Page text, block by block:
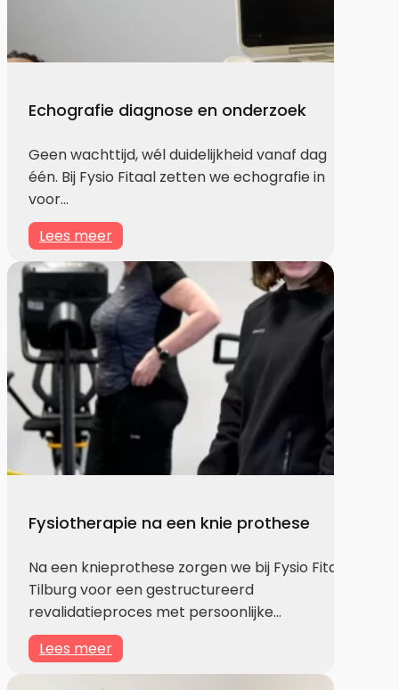
Echografie diagnose en onderzoek
Geen wachttijd, wél duidelijkheid vanaf dag
één. Bij Fysio Fitaal zetten we echografie in
voor…
Lees meer
Fysiotherapie na een knie prothese
Na een knieprothese zorgen we bij Fysio Fitaal
Tilburg voor een gestructureerd
revalidatieproces met persoonlijke…
Lees meer